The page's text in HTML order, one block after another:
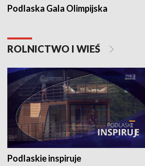
Podlaska Gala Olimpijska
ROLNICTWO I WIEŚ
Podlaskie inspiruje